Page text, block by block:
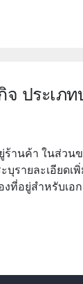
ประเภ
ร้านค้า ในส่วน
ายละเอียดเ
ที่อยู่สำหรับเอ